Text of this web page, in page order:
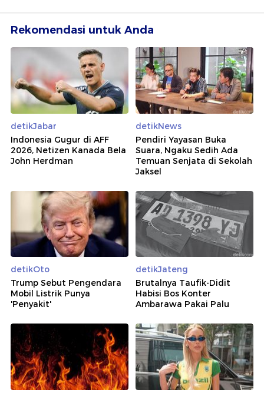
Rekomendasi untuk Anda
detikJabar
Indonesia Gugur di AFF
2026, Netizen Kanada Bela
John Herdman
detikNews
Pendiri Yayasan Buka
Suara, Ngaku Sedih Ada
Temuan Senjata di Sekolah
Jaksel
detikOto
Trump Sebut Pengendara
Mobil Listrik Punya
'Penyakit'
detikJateng
Brutalnya Taufik-Didit
Habisi Bos Konter
Ambarawa Pakai Palu